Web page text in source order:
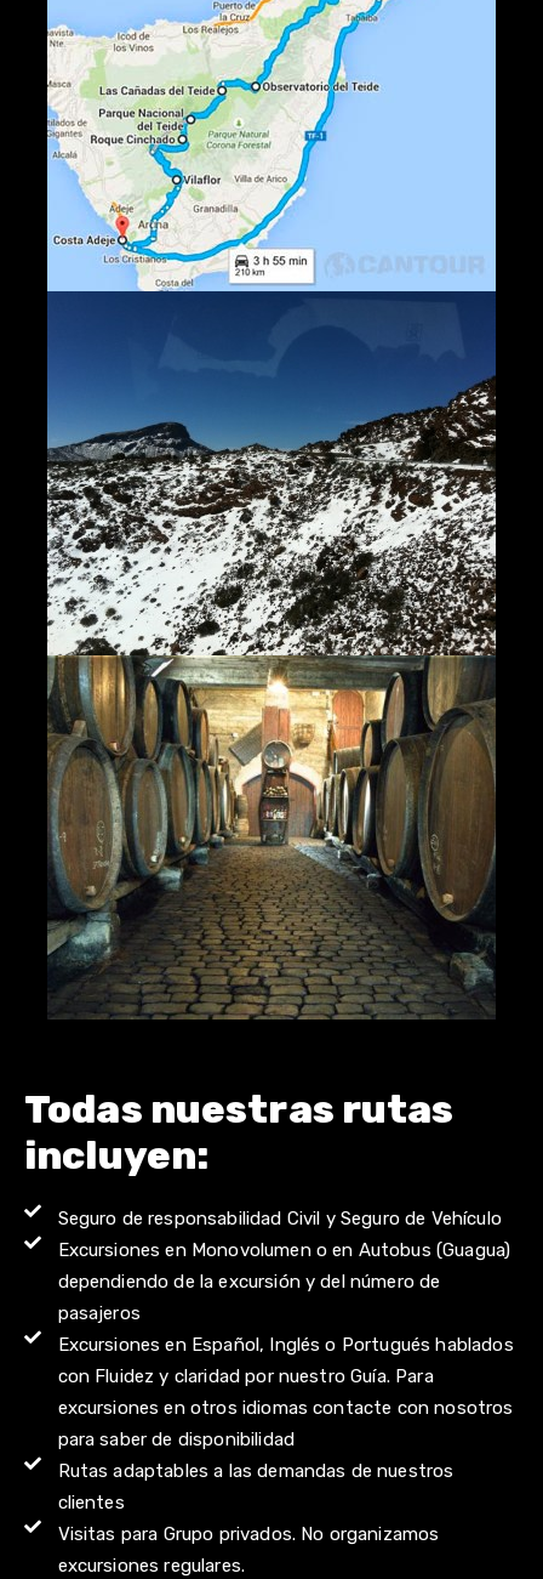
Todas nuestras rutas
incluyen:
Seguro de responsabilidad Civil y Seguro de Vehículo
Excursiones en Monovolumen o en Autobus (Guagua)
dependiendo de la excursión y del número de
pasajeros
Excursiones en Español, Inglés o Portugués hablados
con Fluidez y claridad por nuestro Guía. Para
excursiones en otros idiomas contacte con nosotros
para saber de disponibilidad
Rutas adaptables a las demandas de nuestros
clientes
Visitas para Grupo privados. No organizamos
excursiones regulares.